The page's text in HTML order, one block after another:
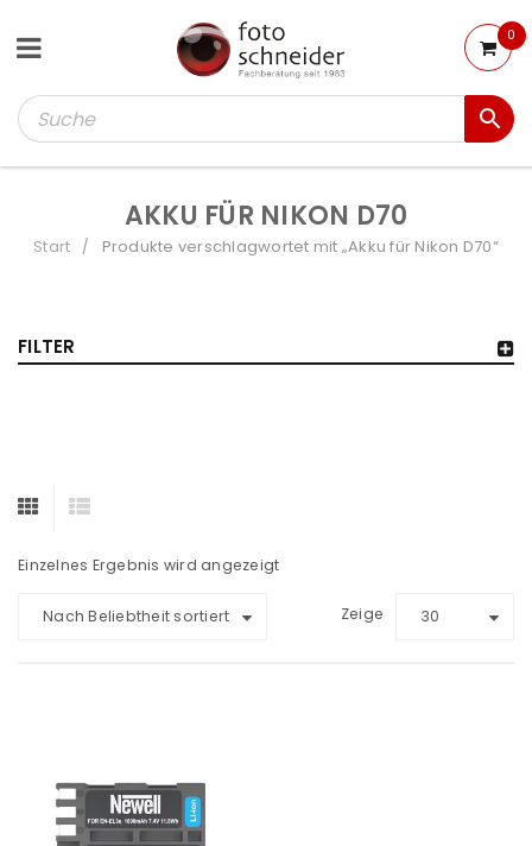
0
AKKU FÜR NIKON D70
Start / Produkte verschlagwortet mit „Akku für Nikon D70“
FILTER
Einzelnes Ergebnis wird angezeigt
Nach Beliebtheit sortiert Zeige 30